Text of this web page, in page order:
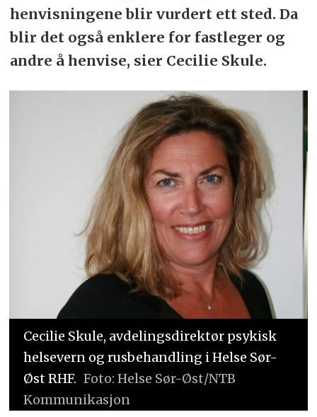
henvisningene blir vurdert ett sted. Da
blir det også enklere for fastleger og
andre å henvise, sier Cecilie Skule.
Cecilie Skule, avdelingsdirektør psykisk
helsevern og rusbehandling i Helse Sør-
Øst RHF. Foto: Helse Sør-Øst/NTB
Kommunikasjon